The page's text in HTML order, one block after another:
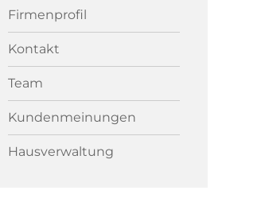
Firmenprofil
Kontakt
Team
Kundenmeinungen
Hausverwaltung